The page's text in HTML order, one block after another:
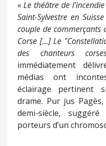
« Le théâtre de
Saint-Sylvestre en
couple de
Corse […] Le
des chanteurs
immédiatement
médias ont
éclairage pertinent
drame. Pur jus
demi-siècle,
porteurs d’un